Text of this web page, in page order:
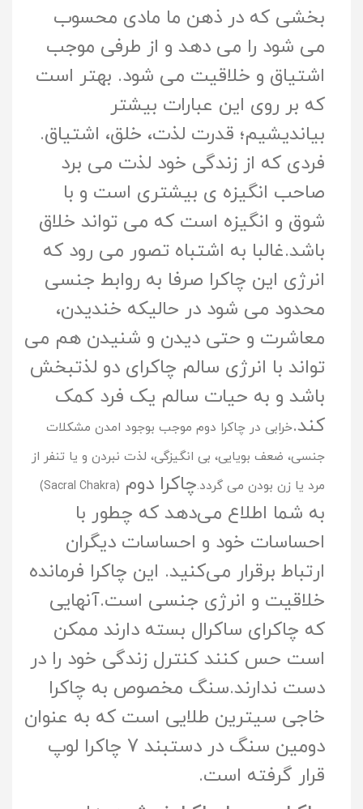
بخشی که در ذهن ما مادی محسوب
می شود را مى دهد و از طرفی موجب
اشتیاق و خلاقیت می شود. بهتر است
که بر روی این عبارات بیشتر
بیاندیشیم؛ قدرت لذت، خلق، اشتیاق.
فردی که از زندگی خود لذت می برد
صاحب انگیزه ى بیشتری است و با
شوق و انگیزه است که می تواند خلاق
باشد.غالبا به اشتباه تصور می رود که
انرژى این چاکرا صرفا به روابط جنسی
محدود می شود در حالیکه خندیدن،
معاشرت و حتی دیدن و شنیدن هم می
تواند با انرژى سالم چاکراى دو لذتبخش
باشد و به حیات سالم یک فرد کمک
کند.خرابی در چاکرا دوم موجب بوجود امدن مشکلات
جنسی، ضعف بویایی، بی انگیزگی، لذت نبردن و یا تنفر از
مرد یا زن بودن می گردد.چاکرا دوم (Sacral Chakra)
به شما اطلاع می‌دهد که چطور با
احساسات خود و احساسات دیگران
ارتباط برقرار می‌کنید. این چاکرا فرمانده
خلاقیت و انرژی جنسی است.آنهایی
که چاکرای ساکرال بسته دارند ممکن
است حس کنند کنترل زندگی خود را در
دست ندارند.سنگ مخصوص به چاکرا
خاجی سیترین طلایی است که به عنوان
دومین سنگ در دستبند 7 چاکرا لوپ
قرار گرفته است.